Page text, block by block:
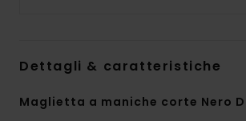
Dettagli & caratteristiche
Maglietta a maniche corte Nero